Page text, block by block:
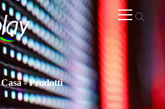
Casa-Prodotti